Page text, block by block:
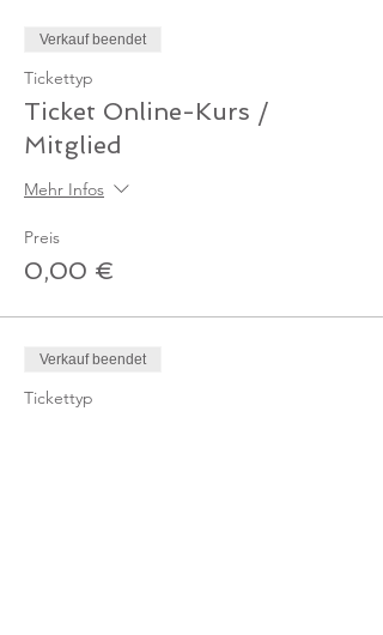
Verkauf beendet
Tickettyp
Ticket Online-Kurs /
Mitglied
Mehr Infos
Preis
0,00 €
Verkauf beendet
Tickettyp